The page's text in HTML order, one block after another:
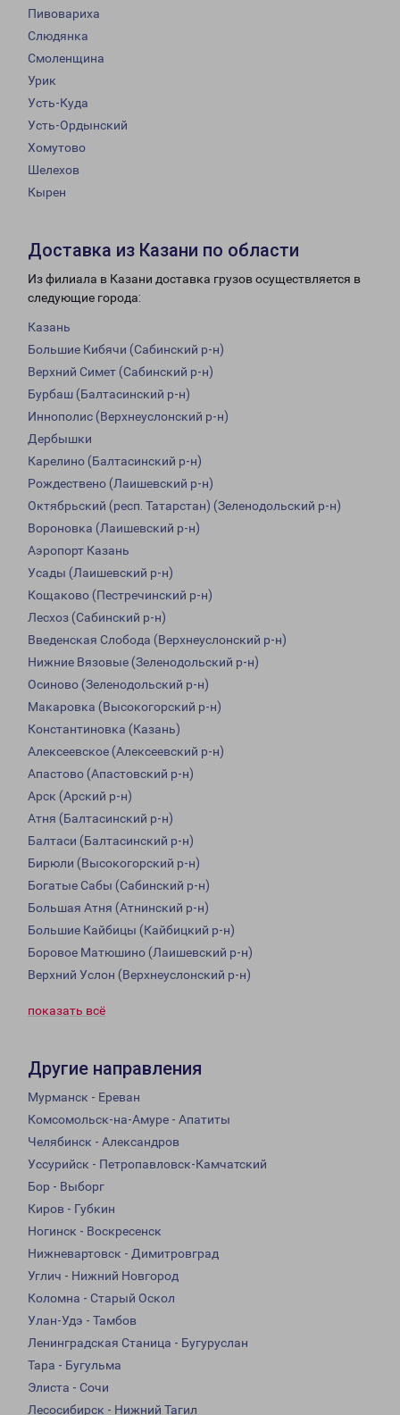
Пивовариха
Слюдянка
Смоленщина
Урик
Усть-Куда
Усть-Ордынский
Хомутово
Шелехов
Кырен
Доставка из Казани по области
Из филиала в Казани доставка грузов осуществляется в
следующие города:
Казань
Большие Кибячи (Сабинский р-н)
Верхний Симет (Сабинский р-н)
Бурбаш (Балтасинский р-н)
Иннополис (Верхнеуслонский р-н)
Дербышки
Карелино (Балтасинский р-н)
Рождествено (Лаишевский р-н)
Октябрьский (респ. Татарстан) (Зеленодольский р-н)
Вороновка (Лаишевский р-н)
Аэропорт Казань
Усады (Лаишевский р-н)
Кощаково (Пестречинский р-н)
Лесхоз (Сабинский р-н)
Введенская Слобода (Верхнеуслонский р-н)
Нижние Вязовые (Зеленодольский р-н)
Осиново (Зеленодольский р-н)
Макаровка (Высокогорский р-н)
Константиновка (Казань)
Алексеевское (Алексеевский р-н)
Апастово (Апастовский р-н)
Арск (Арский р-н)
Атня (Балтасинский р-н)
Балтаси (Балтасинский р-н)
Бирюли (Высокогорский р-н)
Богатые Сабы (Сабинский р-н)
Большая Атня (Атнинский р-н)
Большие Кайбицы (Кайбицкий р-н)
Боровое Матюшино (Лаишевский р-н)
Верхний Услон (Верхнеуслонский р-н)
показать всё
Другие направления
Мурманск - Ереван
Комсомольск-на-Амуре - Апатиты
Челябинск - Александров
Уссурийск - Петропавловск-Камчатский
Бор - Выборг
Киров - Губкин
Ногинск - Воскресенск
Нижневартовск - Димитровград
Углич - Нижний Новгород
Коломна - Старый Оскол
Улан-Удэ - Тамбов
Ленинградская Станица - Бугуруслан
Тара - Бугульма
Элиста - Сочи
Лесосибирск - Нижний Тагил